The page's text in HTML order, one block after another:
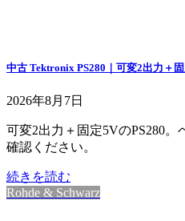
中古 Tektronix PS280｜可変2出力＋
2026年8月7日
可変2出力＋固定5VのPS280
確認ください。
続きを読む
Rohde & Schwarz